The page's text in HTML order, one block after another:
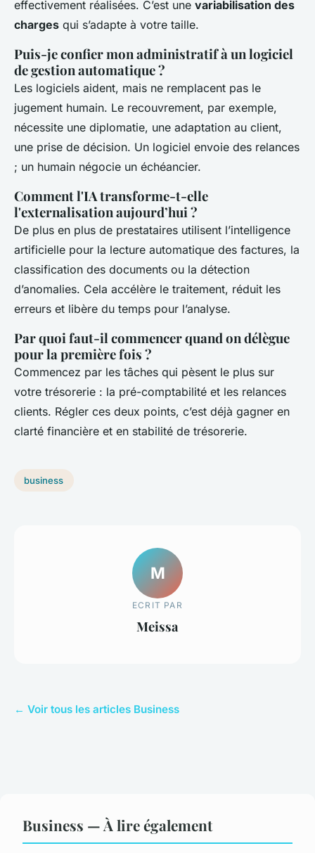
effectivement réalisées. C’est une variabilisation des
charges qui s’adapte à votre taille.
Puis-je confier mon administratif à un logiciel
de gestion automatique ?
Les logiciels aident, mais ne remplacent pas le
jugement humain. Le recouvrement, par exemple,
nécessite une diplomatie, une adaptation au client,
une prise de décision. Un logiciel envoie des relances
; un humain négocie un échéancier.
Comment l'IA transforme-t-elle
l'externalisation aujourd’hui ?
De plus en plus de prestataires utilisent l’intelligence
artificielle pour la lecture automatique des factures, la
classification des documents ou la détection
d’anomalies. Cela accélère le traitement, réduit les
erreurs et libère du temps pour l’analyse.
Par quoi faut-il commencer quand on délègue
pour la première fois ?
Commencez par les tâches qui pèsent le plus sur
votre trésorerie : la pré-comptabilité et les relances
clients. Régler ces deux points, c’est déjà gagner en
clarté financière et en stabilité de trésorerie.
business
M
ECRIT PAR
Meissa
← Voir tous les articles Business
Business — À lire également